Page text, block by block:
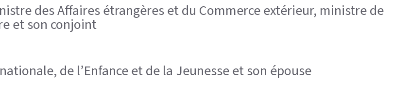
des Affaires étrangères et du Commerce extérieur, ministre de
et son conjoint
de l’Enfance et de la Jeunesse et son épouse